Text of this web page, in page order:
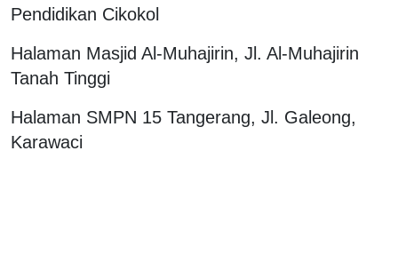
Pendidikan Cikokol
Halaman Masjid Al-Muhajirin, Jl. Al-Muhajirin
Tanah Tinggi
Halaman SMPN 15 Tangerang, Jl. Galeong,
Karawaci